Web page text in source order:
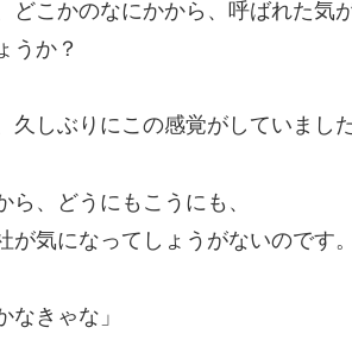
どこかのなにかから、呼ばれた気
うか？
久しぶりにこの感覚がしていました
ら、どうにもこうにも、
が気になってしょうがないのです。
なきゃな」